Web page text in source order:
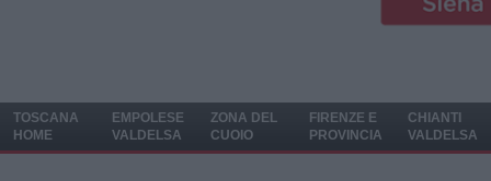
TOSCANA
HOME
EMPOLESE
VALDELSA
ZONA DEL
CUOIO
FIRENZE E
PROVINCIA
CHIANTI
VALDELSA